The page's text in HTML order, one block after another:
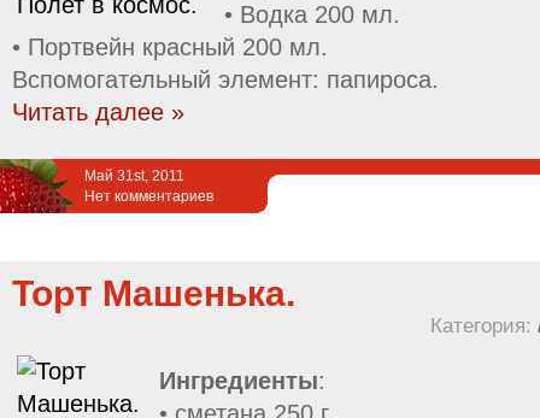
• Водка 200 мл.
• Портвейн красный 200 мл.
Вспомогательный элемент: папироса.
Читать далее »
Май 31st, 2011
Нет комментариев
Торт Машенька.
Категория:
Ингредиенты: